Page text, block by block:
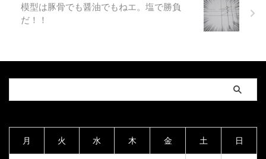
模型は豚骨でも醤油でもねエ。塩で勝負
だ！！
月 火 水 木 金 土 日